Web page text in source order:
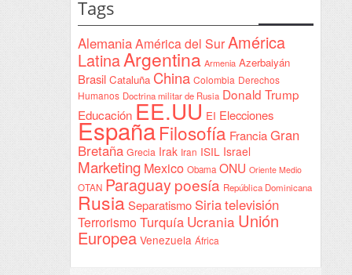
en
Sudán
Tags
AlemaniaAmérica del SurAmérica
LatinaArgentina Armenia Azerbaiyán
Brasil Cataluña China Colombia Derechos
Humanos Doctrina militar de Rusia Donald Trump
EducaciónEE.UU EI Elecciones
España Filosofía Francia Gran
Bretaña Grecia Irak Iran ISIL Israel
Marketing Mexico Obama ONU Oriente Medio
OTAN Paraguay poesía República Dominicana
Rusia Separatismo Siriatelevisión
Terrorismo Turquía Ucrania Unión
Europea Venezuela África